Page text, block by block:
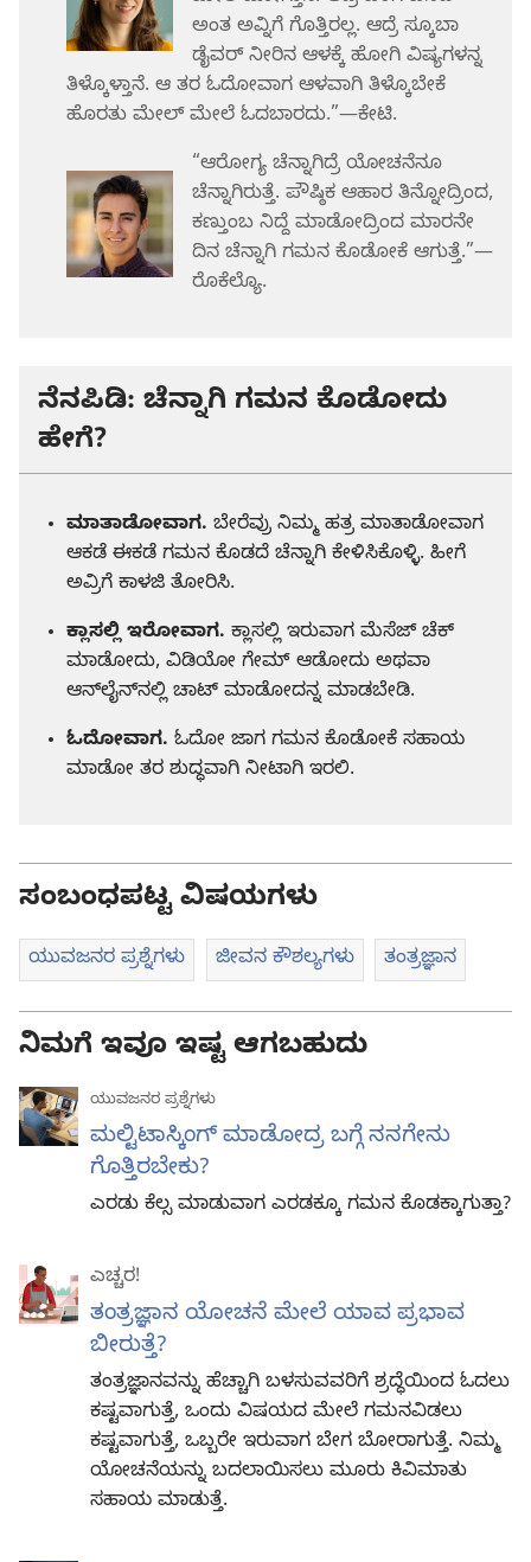
ಅಂತ ಅವ್ನಿಗೆ ಗೊತ್ತಿರಲ್ಲ. ಆದ್ರೆ ಸ್ಕೂಬಾ
ಡೈವರ್‌ ನೀರಿನ ಆಳಕ್ಕೆ ಹೋಗಿ ವಿಷ್ಯಗಳನ್ನ
ತಿಳ್ಕೊಳ್ತಾನೆ. ಆ ತರ ಓದೋವಾಗ ಆಳವಾಗಿ ತಿಳ್ಕೊಬೇಕೆ
ಹೊರತು ಮೇಲ್‌ ಮೇಲೆ ಓದಬಾರದು.”—ಕೇಟಿ.
“ಆರೋಗ್ಯ ಚೆನ್ನಾಗಿದ್ರೆ ಯೋಚನೆನೂ
ಚೆನ್ನಾಗಿರುತ್ತೆ. ಪೌಷ್ಠಿಕ ಆಹಾರ ತಿನ್ನೋದ್ರಿಂದ,
ಕಣ್ತುಂಬ ನಿದ್ದೆ ಮಾಡೋದ್ರಿಂದ ಮಾರನೇ
ದಿನ ಚೆನ್ನಾಗಿ ಗಮನ ಕೊಡೋಕೆ ಆಗುತ್ತೆ.”—
ರೊಕೆಲ್ಯೊ.
ನೆನಪಿಡಿ: ಚೆನ್ನಾಗಿ ಗಮನ ಕೊಡೋದು
ಹೇಗೆ?
ಮಾತಾಡೋವಾಗ. ಬೇರೆವ್ರು ನಿಮ್ಮ ಹತ್ರ ಮಾತಾಡೋವಾಗ
ಆಕಡೆ ಈಕಡೆ ಗಮನ ಕೊಡದೆ ಚೆನ್ನಾಗಿ ಕೇಳಿಸಿಕೊಳ್ಳಿ. ಹೀಗೆ
ಅವ್ರಿಗೆ ಕಾಳಜಿ ತೋರಿಸಿ.
ಕ್ಲಾಸಲ್ಲಿ ಇರೋವಾಗ. ಕ್ಲಾಸಲ್ಲಿ ಇರುವಾಗ ಮೆಸೆಜ್‌ ಚೆಕ್‌
ಮಾಡೋದು, ವಿಡಿಯೋ ಗೇಮ್‌ ಆಡೋದು ಅಥವಾ
ಆನ್‌ಲೈನ್‌ನಲ್ಲಿ ಚಾಟ್‌ ಮಾಡೋದನ್ನ ಮಾಡಬೇಡಿ.
ಓದೋವಾಗ. ಓದೋ ಜಾಗ ಗಮನ ಕೊಡೋಕೆ ಸಹಾಯ
ಮಾಡೋ ತರ ಶುದ್ಧವಾಗಿ ನೀಟಾಗಿ ಇರಲಿ.
ಸಂಬಂಧಪಟ್ಟ ವಿಷಯಗಳು
ಯುವಜನರ ಪ್ರಶ್ನೆಗಳು ಜೀವನ ಕೌಶಲ್ಯಗಳು ತಂತ್ರಜ್ಞಾನ
ನಿಮಗೆ ಇವೂ ಇಷ್ಟ ಆಗಬಹುದು
ಯುವಜನರ ಪ್ರಶ್ನೆಗಳು
ಮಲ್ಟಿಟಾಸ್ಕಿಂಗ್‌ ಮಾಡೋದ್ರ ಬಗ್ಗೆ ನನಗೇನು
ಗೊತ್ತಿರಬೇಕು?
ಎರಡು ಕೆಲ್ಸ ಮಾಡುವಾಗ ಎರಡಕ್ಕೂ ಗಮನ ಕೊಡಕ್ಕಾಗುತ್ತಾ?
ಎಚ್ಚರ!
ತಂತ್ರಜ್ಞಾನ ಯೋಚನೆ ಮೇಲೆ ಯಾವ ಪ್ರಭಾವ
ಬೀರುತ್ತೆ?
ತಂತ್ರಜ್ಞಾನವನ್ನು ಹೆಚ್ಚಾಗಿ ಬಳಸುವವರಿಗೆ ಶ್ರದ್ಧೆಯಿಂದ ಓದಲು
ಕಷ್ಟವಾಗುತ್ತೆ, ಒಂದು ವಿಷಯದ ಮೇಲೆ ಗಮನವಿಡಲು
ಕಷ್ಟವಾಗುತ್ತೆ, ಒಬ್ಬರೇ ಇರುವಾಗ ಬೇಗ ಬೋರಾಗುತ್ತೆ. ನಿಮ್ಮ
ಯೋಚನೆಯನ್ನು ಬದಲಾಯಿಸಲು ಮೂರು ಕಿವಿಮಾತು
ಸಹಾಯ ಮಾಡುತ್ತೆ.